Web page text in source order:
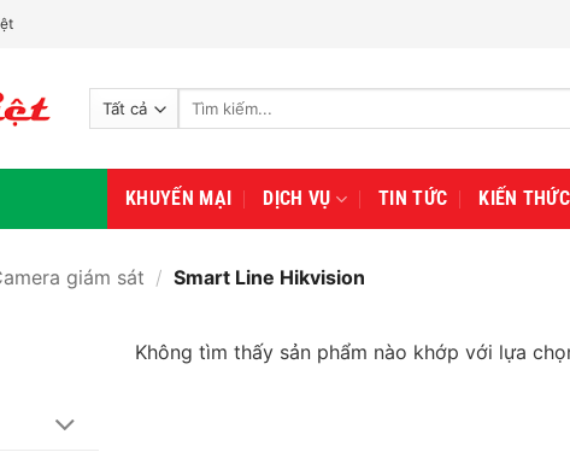
Tìm
KHUYẾN MẠI DỊCH VỤ TIN TỨC KIẾN THỨC
giám sát / Smart Line Hikvision
Không tìm thấy sản phẩm nào khớp với lựa